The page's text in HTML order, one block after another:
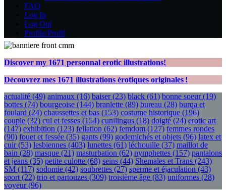
FAQ
Log In
Log Out
Profile/Profil
Discover my 1671 personnal erotic illustrations!
Découvrez mes 1671 illustrations érotiques originales !
actualité (49) animaux (16) baiser(23) black (61) bonne soeur(19)
bottes (74) bourgeoise (144) branlette (89) bureau (28) burqa et
foulard (24) chaussettes et bas (153) costume historique (196)
couple (32) cul et fesses (154) cunilingus (18) doigté (24) erotic art
(147) exhibition (123) fellation (62) femdom (127) femmes rondes
(90) fouet et fessée (35) gants (99) godemichés et objets (96) latex et
cuir(53) lesbiennes (403) lunettes (61) léchouille (37) maillot de
bain (28) masque (21) masturbation (62) nymphettes (157) pantalons
et jeans (35) petite culotte (68) seins (44) Shemales et Trans (243)
SM (117) sodomie (42) soubrettes (27) sperme et éjaculation (43)
sport (22) trio et partouzes (309) troisième âge (83) uniformes (28)
voyeur(96)